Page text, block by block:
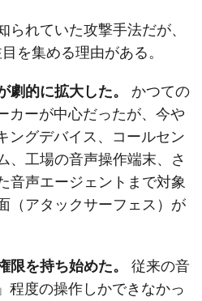
れていた攻撃手法だが、
を集める理由がある。
的に拡大した。
かつての
カーが中心だったが、今や
ングデバイス、コールセン
、工場の音声操作端末、さ
音声エージェントまで対象
（アタックサーフェス）が
限を持ち始めた。
従来の音
程度の操作しかできなかっ